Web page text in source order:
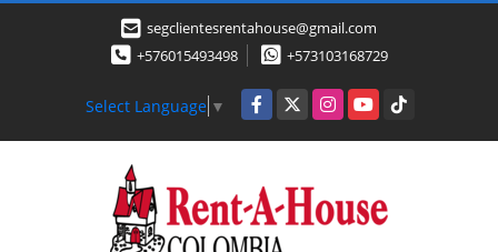
segclientesrentahouse@gmail.com
+576015493498
+573103168729
Select Language ▼ Facebook
X InstagramYouTubeTikTok